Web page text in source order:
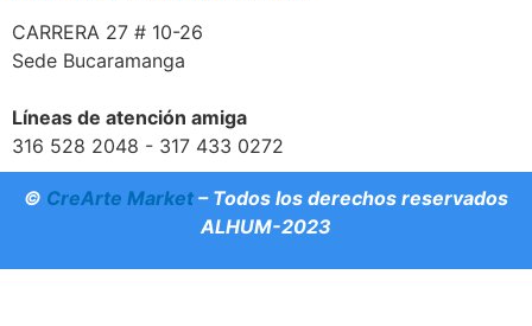
CARRERA 27 # 10-26
Sede Bucaramanga
Líneas de atención amiga
316 528 2048 - 317 433 0272
© CreArte Market – Todos los derechos reservados
ALHUM-2023